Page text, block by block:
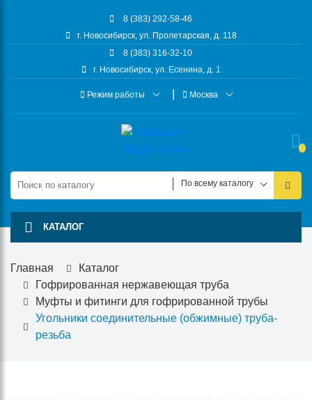
8 (383) 292-58-46
г. Новосибирск, ул. Пролетарская, д. 118
8 (383) 316-32-10
г. Новосибирск, ул. Есенина, д. 1
Режим работы Москва
По всему каталогу
КАТАЛОГ
Главная
Каталог
Гофрированная нержавеющая труба
Муфты и фитинги для гофрированной трубы
Угольники соединительные (обжимные) труба-
резьба